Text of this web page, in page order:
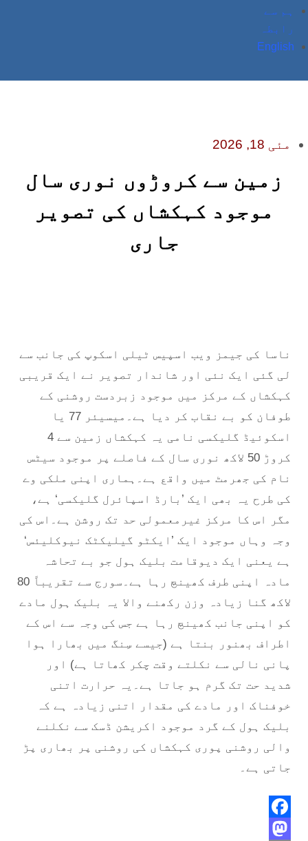
ہم سے
رابطہ
English
مئی 18, 2026
زمین سے کروڑوں نوری سال
موجود کہکشاں کی تصویر
جاری
ناسا کی جیمز ویب اسپیس ٹیلی اسکوپ کی جانب سے
لی گئی ایک نئی اور شاندار تصویر نے ایک قریبی
کہکشاں کے مرکز میں موجود زبردست روشنی کے
طوفان کو بے نقاب کر دیا ہے۔میسیئر 77 یا
اسکوئیڈ گلیکسی نامی یہ کہکشاں زمین سے 4
کروڑ 50 لاکھ نوری سال کے فاصلے پر موجود سیٹس
نام کی جھرمٹ میں واقع ہے۔ہماری اپنی ملکی وے
کی طرح یہ بھی ایک ’بارڈ اسپائرل گلیکسی‘ ہے،
مگر اس کا مرکز غیرمعمولی حد تک روشن ہے۔اس کی
وجہ وہاں موجود ایک ’ایکٹو گیلیکٹک نیوکلیئس‘
ہے یعنی ایک دیوقامت بلیک ہول جو بے تحاشہ
مادہ اپنی طرف کھینچ رہا ہے۔سورج سے تقریباً 80
لاکھ گنا زیادہ وزن رکھنے والا یہ بلیک ہول مادے
کو اپنی جانب کھینچ رہا ہے جس کی وجہ سے اس کے
اطراف بھنور بنتا ہے (جیسے سِنگ میں بھارا ہوا
پانی نالی سے نکلتے وقت چکر کھاتا ہے) اور
شدید حت تک گرم ہو جاتا ہے۔یہ حرارت اتنی
خوفناک اور مادے کی مقدار اتنی زیادہ ہے کہ
بلیک ہول کے گرد موجود اکریشن ڈسک سے نکلنے
والی روشنی پوری کہکشاں کی روشنی پر بھاری پڑ
جاتی ہے۔
Facebook